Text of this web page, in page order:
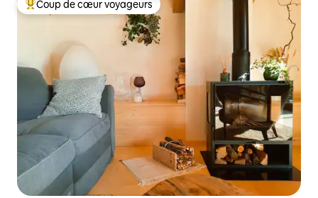
Coup de cœur voyageurs parmi les plus aimés
Coup de cœur voyageurs